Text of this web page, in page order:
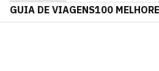
GUIA DE VIAGENS100